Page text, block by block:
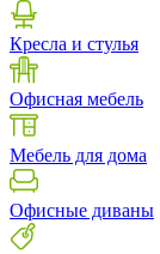
Кресла и стулья
Офисная мебель
Мебель для дома
Офисные диваны